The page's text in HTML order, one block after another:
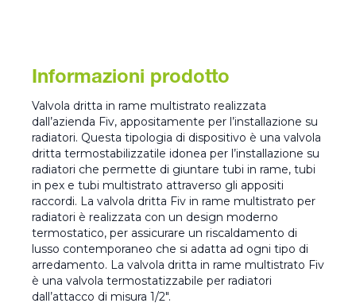
Informazioni prodotto
Valvola dritta in rame multistrato realizzata
dall’azienda Fiv, appositamente per l’installazione su
radiatori. Questa tipologia di dispositivo è una valvola
dritta termostabilizzatile idonea per l’installazione su
radiatori che permette di giuntare tubi in rame, tubi
in pex e tubi multistrato attraverso gli appositi
raccordi. La valvola dritta Fiv in rame multistrato per
radiatori è realizzata con un design moderno
termostatico, per assicurare un riscaldamento di
lusso contemporaneo che si adatta ad ogni tipo di
arredamento. La valvola dritta in rame multistrato Fiv
è una valvola termostatizzabile per radiatori
dall’attacco di misura 1/2".